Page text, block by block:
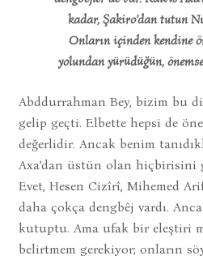
kadar, Şakiro’dan tutun
Onların içinden kendine
yolundan yürüdüğün,
Abddurrahman Bey, bizim bu
gelip geçti. Elbette hepsi de
değerlidir. Ancak benim
Axa’dan üstün olan hiçbirisini
Evet, Hesen Cizîrî, Mihemed
daha çokça dengbêj vardı.
kutuptu. Ama ufak bir eleştiri
belirtmem gerekiyor; onların